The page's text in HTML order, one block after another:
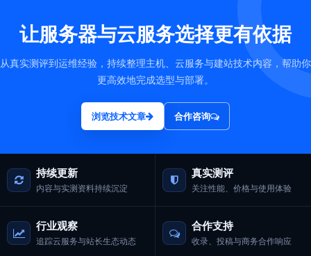
让服务器与云服务选择更有依据
从真实测评到运维经验，持续整理主机、云服务与建站技术内容，帮助你
更高效地完成选型与部署。
浏览技术文章 合作咨询
持续更新
内容与实测资料持续沉淀
真实测评
关注性能、价格与使用体验
行业观察
追踪云服务与站长生态动态
合作支持
收录、投稿与商务合作响应